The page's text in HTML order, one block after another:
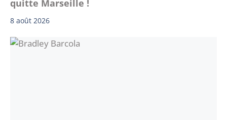
quitte Marseille !
8 août 2026